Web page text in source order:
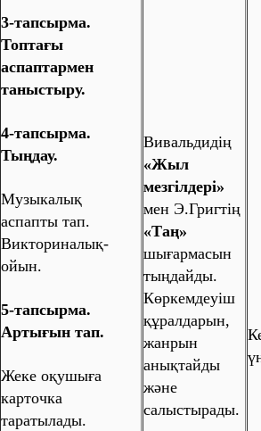
3-тапсырма.
Топтағы
аспаптармен
таныстыру.
4-тапсырма.
Тыңдау.
Музыкалық
аспапты тап.
Викториналық-
ойын.
5-тапсырма.
Артығын тап.
Жеке оқушыға
карточка
таратылады.
Вивальдидің
«Жыл
мезгілдері»
мен Э.Григтің
«Таң»
шығармасын
тыңдайды.
Көркемдеуіш
құралдарын,
жанрын
анықтайды
және
салыстырады.